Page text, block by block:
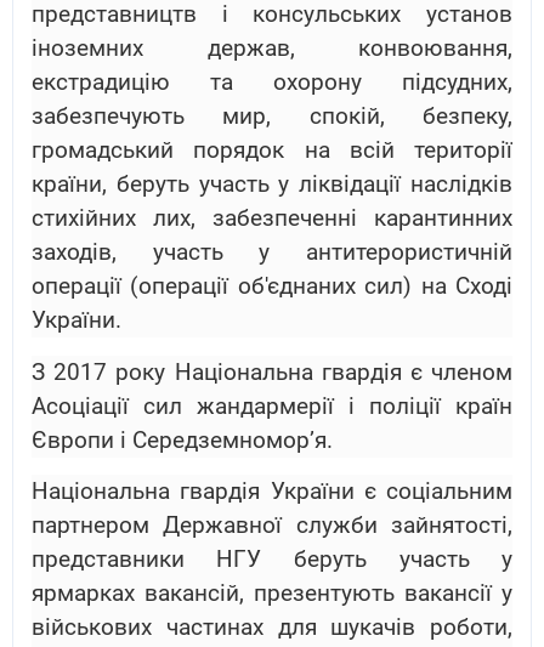
представництв і консульських установ
іноземних держав, конвоювання,
екстрадицію та охорону підсудних,
забезпечують мир, спокій, безпеку,
громадський порядок на всій території
країни, беруть участь у ліквідації наслідків
стихійних лих, забезпеченні карантинних
заходів, участь у антитерористичній
операції (операції об'єднаних сил) на Сході
України.
З 2017 року Національна гвардія є членом
Асоціації сил жандармерії і поліції країн
Європи і Середземномор’я.
Національна гвардія України є соціальним
партнером Державної служби зайнятості,
представники НГУ беруть участь у
ярмарках вакансій, презентують вакансії у
військових частинах для шукачів роботи,